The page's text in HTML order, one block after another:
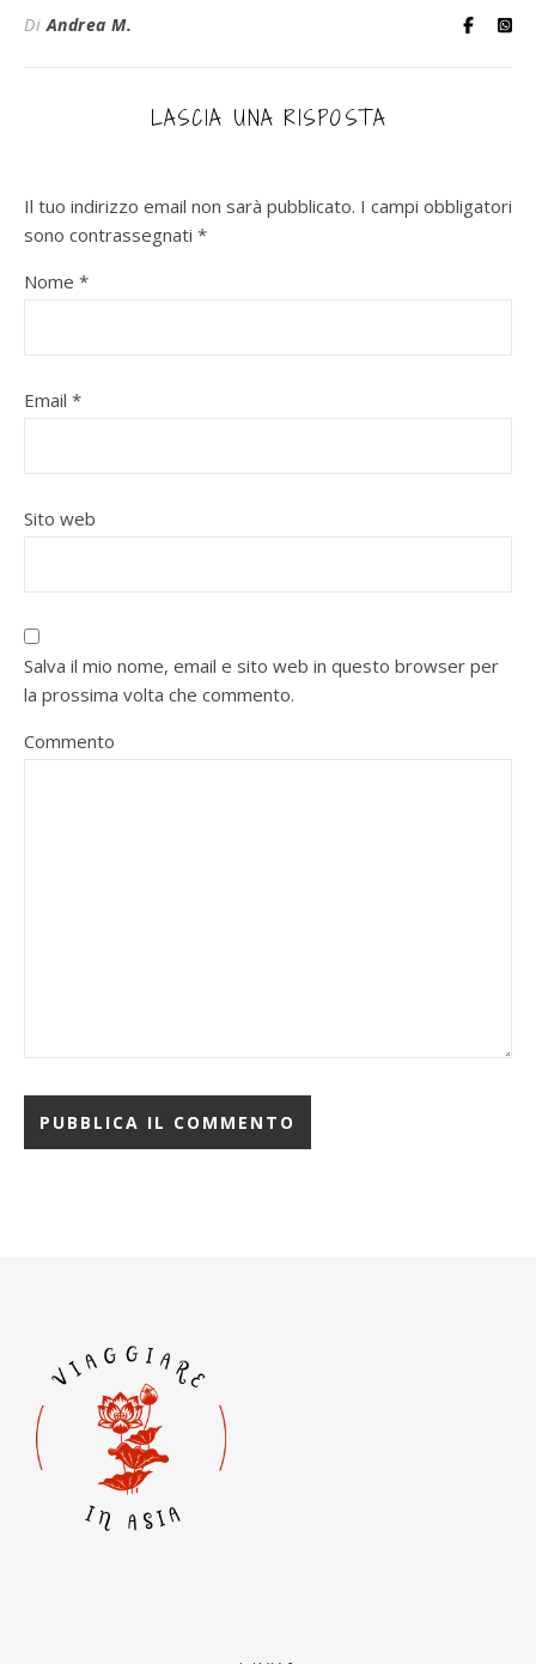
DiAndrea M.
LASCIA UNA RISPOSTA
Il tuo indirizzo email non sarà pubblicato. I campi obbligatori
sono contrassegnati *
Nome *
Email *
Sito web
Salva il mio nome, email e sito web in questo browser per
la prossima volta che commento.
Commento